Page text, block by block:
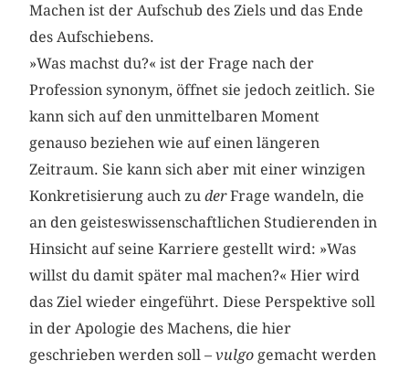
Machen ist der Aufschub des Ziels und das Ende
des Aufschiebens.
»Was machst du?« ist der Frage nach der
Profession synonym, öffnet sie jedoch zeitlich. Sie
kann sich auf den unmittelbaren Moment
genauso beziehen wie auf einen längeren
Zeitraum. Sie kann sich aber mit einer winzigen
Konkretisierung auch zuderFrage wandeln, die
an den geisteswissenschaftlichen Studierenden in
Hinsicht auf seine Karriere gestellt wird: »Was
willst du damit später mal machen?« Hier wird
das Ziel wieder eingeführt. Diese Perspektive soll
in der Apologie des Machens, die hier
geschrieben werden soll –vulgo gemacht werden